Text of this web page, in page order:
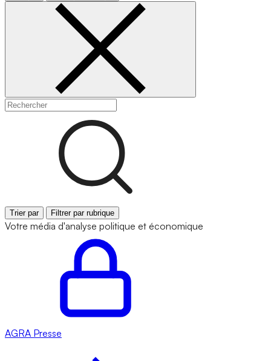
Trier par Filtrer par rubrique
Votre média d'analyse politique et économique
AGRA Presse